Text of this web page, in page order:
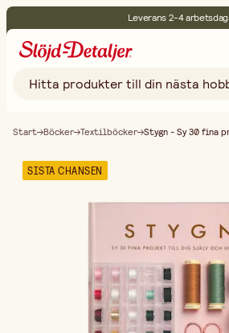
Leverans 2-4
Fri frakt vid köp över
Start Böcker Textilböcker Stygn - Sy 30 fina
SISTA CHANSEN